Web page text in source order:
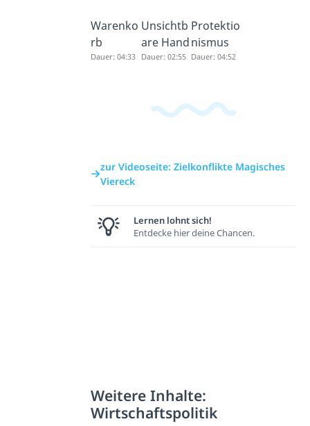
Warenko
rb
Dauer: 04:33
Unsichtb
are Hand
Dauer: 02:55
Protektio
nismus
Dauer: 04:52
zur Videoseite: Zielkonflikte Magisches
Viereck
Lernen lohnt sich!
Entdecke hier deine Chancen.
Weitere Inhalte:
Wirtschaftspolitik